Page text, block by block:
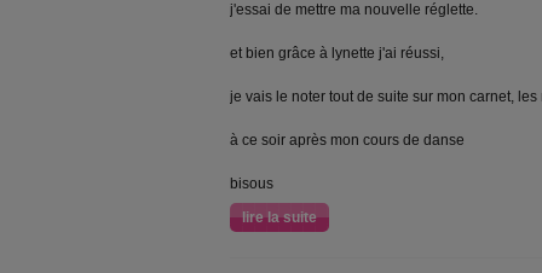
j'essai de mettre ma nouvelle réglette.
et bien grâce à lynette j'ai réussi,
je vais le noter tout de suite sur mon carnet,
à ce soir après mon cours de danse
bisous
lire la suite